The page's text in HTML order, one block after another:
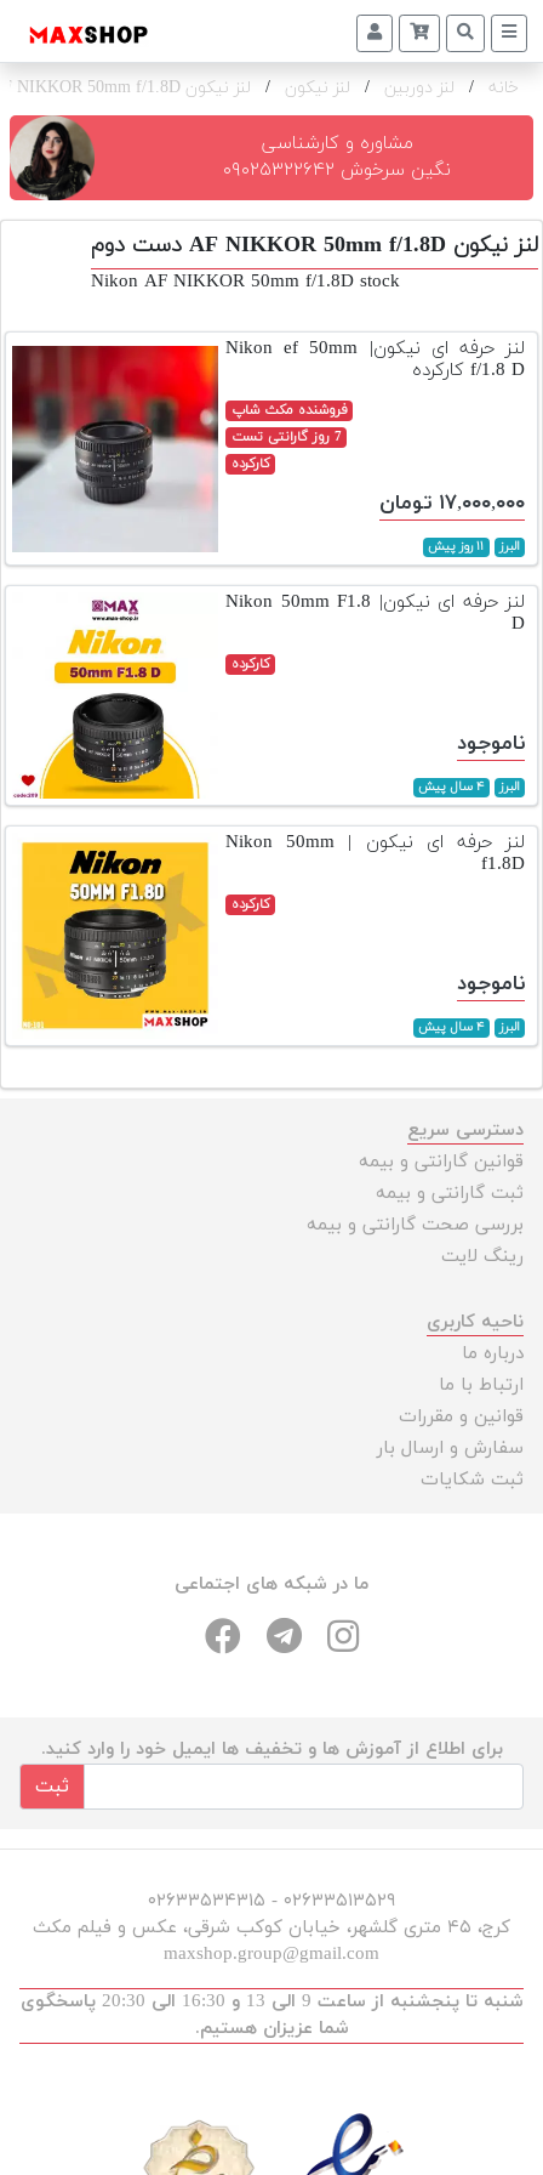
دوربین
و
تجهیزات
و
اکسسوری
دوم
دوربین
و
تجهیزات
مکث
دست
دوم
لیست
قیمت
دوربین
خانه / لنز دوربین / لنز نیکون / لنز نیکون AF NIKKOR 50mm f/1.8D
مشاوره و کارشناسی
نگین سرخوش ۰۹۰۲۵۳۲۲۶۴۲
لنز نیکون AF NIKKOR 50mm f/1.8D دست دوم
Nikon AF NIKKOR 50mm f/1.8D stock
لنز حرفه ای نیکون| Nikon ef 50mm
f/1.8 D کارکرده
فروشنده مکث شاپ
7 روز گارانتی تست
کارکرده
۱۷,۰۰۰,۰۰۰ تومان
البرز ۱۱ روز پیش
لنز حرفه ای نیکون| Nikon 50mm F1.8
D
کارکرده
ناموجود
البرز ۴ سال پیش
لنز حرفه ای نیکون | Nikon 50mm
f1.8D
کارکرده
ناموجود
البرز ۴ سال پیش
دسترسی سریع
قوانین گارانتی و بیمه
ثبت گارانتی و بیمه
بررسی صحت گارانتی و بیمه
رینگ لایت
ناحیه کاربری
درباره ما
ارتباط با ما
قوانین و مقررات
سفارش و ارسال بار
ثبت شکایات
ما در شبکه های اجتماعی
برای اطلاع از آموزش ها و تخفیف ها ایمیل خود را وارد کنید.
ثبت
۰۲۶۳۳۵۱۳۵۲۹ - ۰۲۶۳۳۵۳۴۳۱۵
کرج، ۴۵ متری گلشهر، خیابان کوکب شرقی، عکس و فیلم مکث
maxshop.group@gmail.com
شنبه تا پنجشنبه از ساعت 9 الی 13 و 16:30 الی 20:30 پاسخگوی
شما عزیزان هستیم.